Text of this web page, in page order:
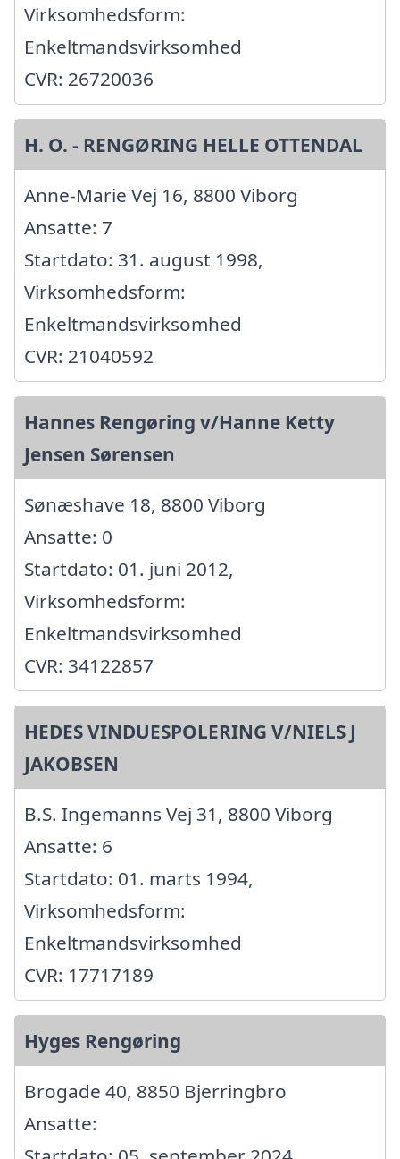
Virksomhedsform:
Enkeltmandsvirksomhed
CVR: 26720036
H. O. - RENGØRING HELLE OTTENDAL
Anne-Marie Vej 16, 8800 Viborg
Ansatte: 7
Startdato: 31. august 1998,
Virksomhedsform:
Enkeltmandsvirksomhed
CVR: 21040592
Hannes Rengøring v/Hanne Ketty
Jensen Sørensen
Sønæshave 18, 8800 Viborg
Ansatte: 0
Startdato: 01. juni 2012,
Virksomhedsform:
Enkeltmandsvirksomhed
CVR: 34122857
HEDES VINDUESPOLERING V/NIELS J
JAKOBSEN
B.S. Ingemanns Vej 31, 8800 Viborg
Ansatte: 6
Startdato: 01. marts 1994,
Virksomhedsform:
Enkeltmandsvirksomhed
CVR: 17717189
Hyges Rengøring
Brogade 40, 8850 Bjerringbro
Ansatte: